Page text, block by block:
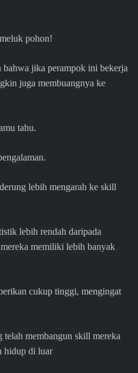
pohon!
bahwa jika perampok ini bekerja
juga membuangnya ke
tahu.
lebih mengarah ke skill
lebih rendah daripada
memiliki lebih banyak
cukup tinggi, mengingat
telah membangun skill mereka
hidup di luar